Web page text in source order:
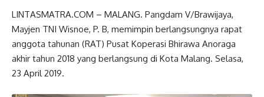
LINTASMATRA.COM – MALANG. Pangdam V/Brawijaya,
Mayjen TNI Wisnoe, P. B, memimpin berlangsungnya rapat
anggota tahunan (RAT) Pusat Koperasi Bhirawa Anoraga
akhir tahun 2018 yang berlangsung di Kota Malang. Selasa,
23 April 2019.